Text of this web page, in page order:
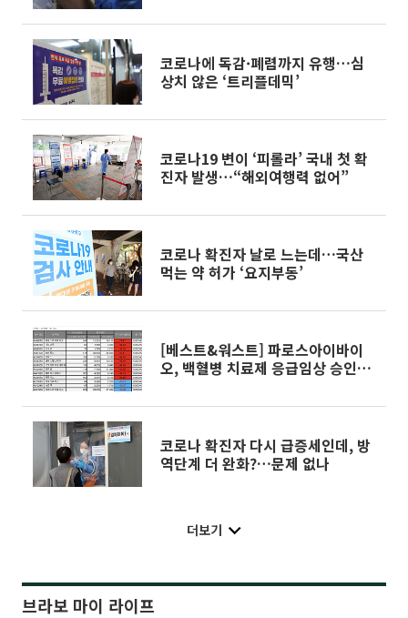
코로나에 독감·폐렴까지 유행…심
상치 않은 ‘트리플데믹’
코로나19 변이 ‘피롤라’ 국내 첫 확
진자 발생…“해외여행력 없어”
코로나 확진자 날로 느는데…국산
먹는 약 허가 ‘요지부동’
[베스트&워스트] 파로스아이바이
오, 백혈병 치료제 응급임상 승인에
코로나 확진자 다시 급증세인데, 방
역단계 더 완화?…문제 없나
더보기
브라보 마이 라이프